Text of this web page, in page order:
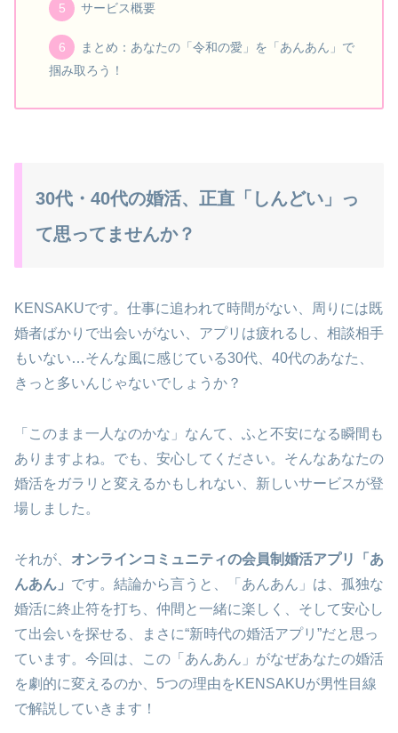
サービス概要
まとめ：あなたの「令和の愛」を「あんあん」で
掴み取ろう！
30代・40代の婚活、正直「しんどい」っ
て思ってませんか？
KENSAKUです。仕事に追われて時間がない、周りには既
婚者ばかりで出会いがない、アプリは疲れるし、相談相手
もいない…そんな風に感じている30代、40代のあなた、
きっと多いんじゃないでしょうか？
「このまま一人なのかな」なんて、ふと不安になる瞬間も
ありますよね。でも、安心してください。そんなあなたの
婚活をガラリと変えるかもしれない、新しいサービスが登
場しました。
それが、 オンラインコミュニティの会員制婚活アプリ「あ
んあん」 です。結論から言うと、「あんあん」は、孤独な
婚活に終止符を打ち、仲間と一緒に楽しく、そして安心し
て出会いを探せる、まさに“新時代の婚活アプリ”だと思っ
ています。今回は、この「あんあん」がなぜあなたの婚活
を劇的に変えるのか、5つの理由をKENSAKUが男性目線
で解説していきます！